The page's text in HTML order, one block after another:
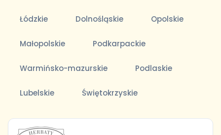
Łódzkie Dolnośląskie Opolskie
Małopolskie Podkarpackie
Warmińsko-mazurskie Podlaskie
Lubelskie Świętokrzyskie